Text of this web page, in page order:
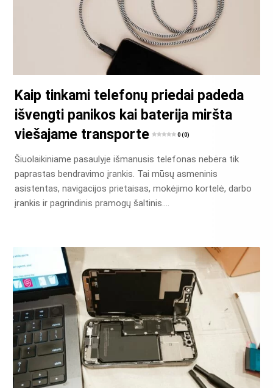
Kaip tinkami telefonų priedai padeda
išvengti panikos kai baterija miršta
viešajame transporte
0 (0)
Šiuolaikiniame pasaulyje išmanusis telefonas nebėra tik
paprastas bendravimo įrankis. Tai mūsų asmeninis
asistentas, navigacijos prietaisas, mokėjimo kortelė, darbo
įrankis ir pagrindinis pramogų šaltinis….